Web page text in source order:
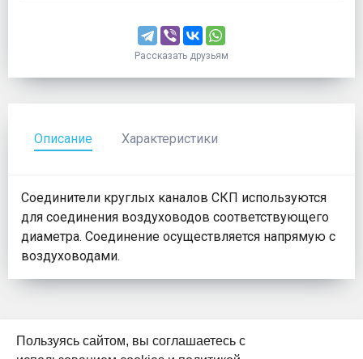
Пользуясь сайтом, вы соглашаетесь с
Рассказать друзьям
Описание Характеристики
Соединители круглых каналов СКП используются
для соединения воздуховодов соответствующего
диаметра. Соединение осуществляется напрямую с
воздуховодами.